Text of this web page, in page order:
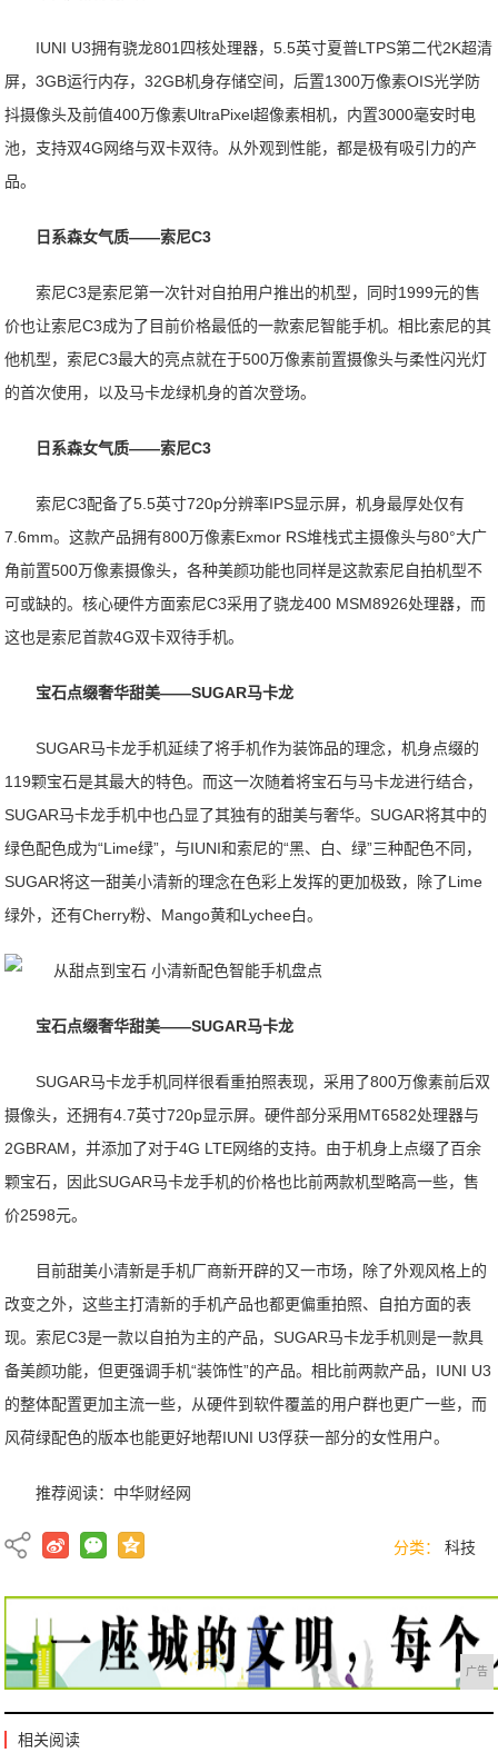
IUNI U3拥有骁龙801四核处理器，5.5英寸夏普LTPS第二代2K超清
屏，3GB运行内存，32GB机身存储空间，后置1300万像素OIS光学防
抖摄像头及前值400万像素UltraPixel超像素相机，内置3000毫安时电
池，支持双4G网络与双卡双待。从外观到性能，都是极有吸引力的产
品。
日系森女气质——索尼C3
索尼C3是索尼第一次针对自拍用户推出的机型，同时1999元的售
价也让索尼C3成为了目前价格最低的一款索尼智能手机。相比索尼的其
他机型，索尼C3最大的亮点就在于500万像素前置摄像头与柔性闪光灯
的首次使用，以及马卡龙绿机身的首次登场。
日系森女气质——索尼C3
索尼C3配备了5.5英寸720p分辨率IPS显示屏，机身最厚处仅有
7.6mm。这款产品拥有800万像素Exmor RS堆栈式主摄像头与80°大广
角前置500万像素摄像头，各种美颜功能也同样是这款索尼自拍机型不
可或缺的。核心硬件方面索尼C3采用了骁龙400 MSM8926处理器，而
这也是索尼首款4G双卡双待手机。
宝石点缀奢华甜美——SUGAR马卡龙
SUGAR马卡龙手机延续了将手机作为装饰品的理念，机身点缀的
119颗宝石是其最大的特色。而这一次随着将宝石与马卡龙进行结合，
SUGAR马卡龙手机中也凸显了其独有的甜美与奢华。SUGAR将其中的
绿色配色成为“Lime绿”，与IUNI和索尼的“黑、白、绿”三种配色不同，
SUGAR将这一甜美小清新的理念在色彩上发挥的更加极致，除了Lime
绿外，还有Cherry粉、Mango黄和Lychee白。
宝石点缀奢华甜美——SUGAR马卡龙
SUGAR马卡龙手机同样很看重拍照表现，采用了800万像素前后双
摄像头，还拥有4.7英寸720p显示屏。硬件部分采用MT6582处理器与
2GBRAM，并添加了对于4G LTE网络的支持。由于机身上点缀了百余
颗宝石，因此SUGAR马卡龙手机的价格也比前两款机型略高一些，售
价2598元。
目前甜美小清新是手机厂商新开辟的又一市场，除了外观风格上的
改变之外，这些主打清新的手机产品也都更偏重拍照、自拍方面的表
现。索尼C3是一款以自拍为主的产品，SUGAR马卡龙手机则是一款具
备美颜功能，但更强调手机“装饰性”的产品。相比前两款产品，IUNI U3
的整体配置更加主流一些，从硬件到软件覆盖的用户群也更广一些，而
风荷绿配色的版本也能更好地帮IUNI U3俘获一部分的女性用户。
推荐阅读： 中华财经网
分类： 科技
广告
相关阅读